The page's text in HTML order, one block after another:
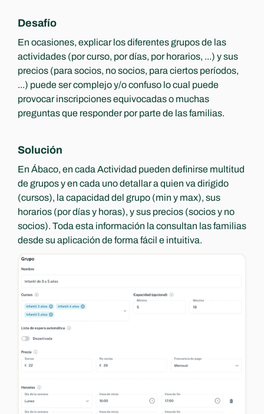
Desafío
En ocasiones, explicar los diferentes grupos de las
actividades (por curso, por días, por horarios, ...) y sus
precios (para socios, no socios, para ciertos períodos,
...) puede ser complejo y/o confuso lo cual puede
provocar inscripciones equivocadas o muchas
preguntas que responder por parte de las familias.
Solución
En Ábaco, en cada Actividad pueden definirse multitud
de grupos y en cada uno detallar a quien va dirigido
(cursos), la capacidad del grupo (min y max), sus
horarios (por días y horas), y sus precios (socios y no
socios). Toda esta información la consultan las familias
desde su aplicación de forma fácil e intuitiva.